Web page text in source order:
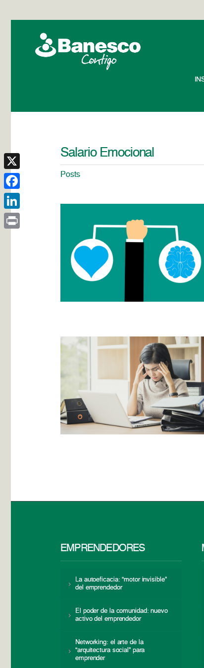
Salario Emocional
Posts
EMPRENDEDORES
La autoeficacia: “motor invisible”
del emprendedor
El poder de la comunidad: nuevo
activo del emprendedor
Networking: el arte de la
“arquitectura social” para
emprender
X
Facebook
LinkedIn